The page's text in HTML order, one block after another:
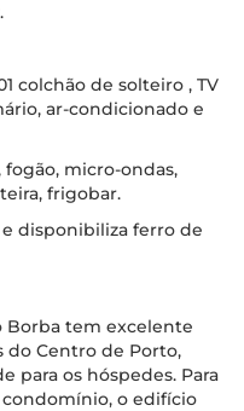
colchão de solteiro , TV
ar-condicionado e
fogão, micro-ondas,
frigobar.
disponibiliza ferro de
Borba tem excelente
do Centro de Porto,
para os hóspedes. Para
o edifício